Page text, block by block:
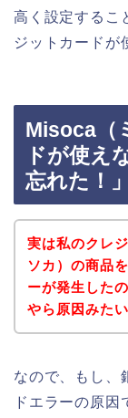
高く設定するこ
ジットカードが
Misoca（
ドが使え
忘れた！」
実は私のクレ
ソカ）の商品
ーが発生した
やら原因みた
なので、もし、
ドエラーの原